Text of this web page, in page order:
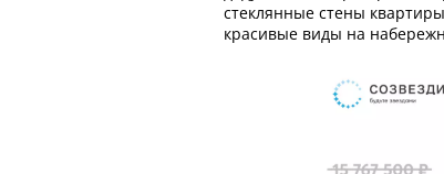
стеклянные стены
красивые виды на